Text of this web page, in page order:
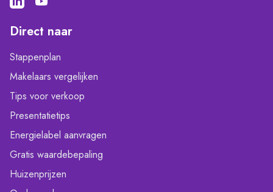
Direct naar
Stappenplan
Makelaars vergelijken
Tips voor verkoop
Presentatietips
Energielabel aanvragen
Gratis waardebepaling
Huizenprijzen